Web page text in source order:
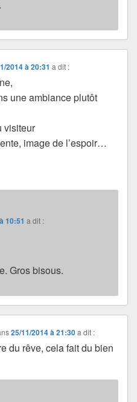
2014 à 20:31 a dit :
une ambiance plutôt
visiteur
image de l’espoir…
10:51 a dit :
Gros bisous.
25/11/2014 à 21:30 a dit :
du rêve, cela fait du bien